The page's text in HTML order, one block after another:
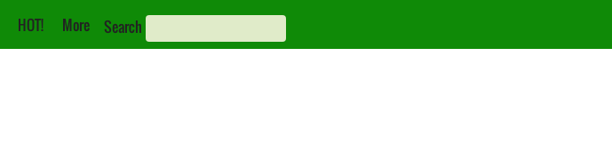
HOT! More Search